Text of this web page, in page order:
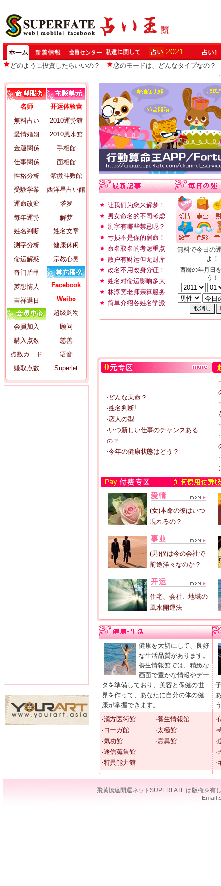
どのように投資したらいいの？
恋のモードは、どんなタイプなの？
名师
無料占い
愛情婚姻
金運関係
仕事関係
性格分析
受験学業
運命改変
毎年運勢
姓名判断
测字分析
命运解惑
奇门盾甲
梦想情人
吉祥選日
会員加入
購入点数
点数カード
赚取点数
开运体验营
2010運勢館
2010風水館
手相館
面相館
紫微斗数館
西洋星占い館
塔罗
解梦
姓名文章
健康休闲
宗教心灵
Facebook
Weibo
超级购物
顾问
慈善
语音
Superlet
让我们为您来解梦！
男女命名的不同考虑
测字有哪些禁忌呢？
亏损不是你的宿命！
命名取名的考虑重点
散户有财运但无财库
改名不用改身分证！
姓名对命运影响多大
林淳宽老师亲算服务
简单介绍各姓名学派
無料で今日の
よ！
西暦の年月日
う！
‧どんな天命？
‧姓名判断!
‧恋人の型
‧いつ新しい仕事のチャンスある
の？
‧今年の健康状態はどう？
(女)本命の彼はいつ
現れるの？
(男)僕は今の会社で
前途洋々なのか？
住宅、会社、地域の
風水開運法
健康を大切にして、良好
な生活品質があります。
養生情報館では、精緻な
画面で豊かな情報やデー
タを準備しており、美容と保健の世
界を作って、あなたに自分の体の健
康が掌握できます。
‧漢方医術館
‧養生情報館
‧ヨーガ館
‧太極館
‧氣功館
‧霊異館
‧迷信蒐集館
‧特異能力館
‧
‧
‧
‧
‧
飛黄騰達開運ネットSUPERFATE は版権を有
Email: